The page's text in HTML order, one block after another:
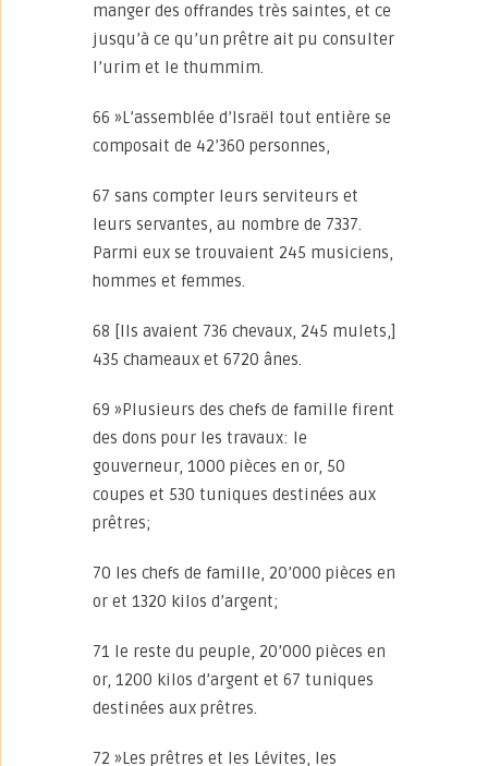
manger des offrandes très saintes, et ce
jusqu’à ce qu’un prêtre ait pu consulter
l’urim et le thummim.
66 »L’assemblée d’Israël tout entière se
composait de 42’360 personnes,
67 sans compter leurs serviteurs et
leurs servantes, au nombre de 7337.
Parmi eux se trouvaient 245 musiciens,
hommes et femmes.
68 [Ils avaient 736 chevaux, 245 mulets,]
435 chameaux et 6720 ânes.
69 »Plusieurs des chefs de famille firent
des dons pour les travaux: le
gouverneur, 1000 pièces en or, 50
coupes et 530 tuniques destinées aux
prêtres;
70 les chefs de famille, 20’000 pièces en
or et 1320 kilos d’argent;
71 le reste du peuple, 20’000 pièces en
or, 1200 kilos d’argent et 67 tuniques
destinées aux prêtres.
72 »Les prêtres et les Lévites, les